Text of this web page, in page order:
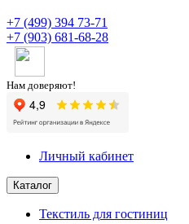
+7 (499) 394 73-71
+7 (903) 681-68-28
Нам доверяют!
Личный кабинет
Каталог
Текстиль для гостиниц